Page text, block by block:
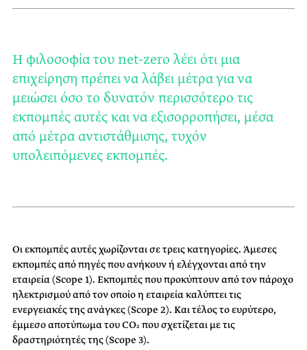
Η φιλοσοφία του net-zero λέει ότι μια
επιχείρηση πρέπει να λάβει μέτρα για να
μειώσει όσο το δυνατόν περισσότερο τις
εκπομπές αυτές και να εξισορροπήσει, μέσα
από μέτρα αντιστάθμισης, τυχόν
υπολειπόμενες εκπομπές.
Οι εκπομπές αυτές χωρίζονται σε τρεις κατηγορίες. Άμεσες
εκπομπές από πηγές που ανήκουν ή ελέγχονται από την
εταιρεία (Scope 1). Εκπομπές που προκύπτουν από τον πάροχο
ηλεκτρισμού από τον οποίο η εταιρεία καλύπτει τις
ενεργειακές της ανάγκες (Scope 2). Και τέλος το ευρύτερο,
έμμεσο αποτύπωμα του CO₂ που σχετίζεται με τις
δραστηριότητές της (Scope 3).